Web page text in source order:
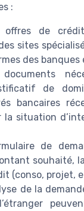
:
offres de
sites
des banques
de
bancaires
la situation
de
souhaité,
(conso, projet,
de la